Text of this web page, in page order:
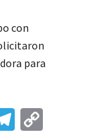
con
para
Te